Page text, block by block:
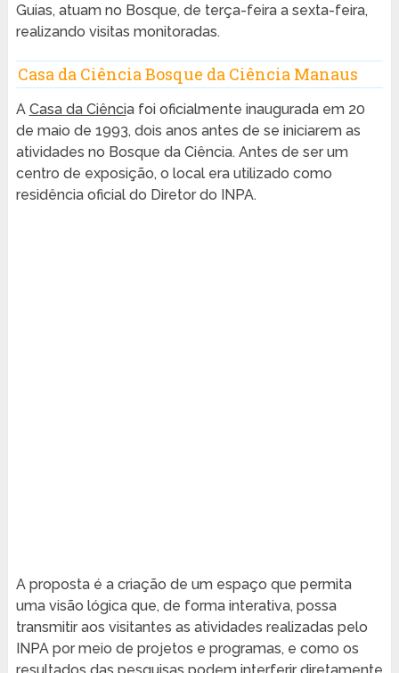
Guias, atuam no Bosque, de terça-feira a sexta-feira,
realizando visitas monitoradas.
Casa da Ciência Bosque da Ciência Manaus
A Casa da Ciência foi oficialmente inaugurada em 20
de maio de 1993, dois anos antes de se iniciarem as
atividades no Bosque da Ciência. Antes de ser um
centro de exposição, o local era utilizado como
residência oficial do Diretor do INPA.
A proposta é a criação de um espaço que permita
uma visão lógica que, de forma interativa, possa
transmitir aos visitantes as atividades realizadas pelo
INPA por meio de projetos e programas, e como os